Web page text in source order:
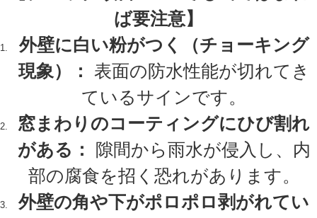
ば要注意】
外壁に白い粉がつく（チョーキング
現象）：
表面の防水性能が切れてき
ているサインです。
窓まわりのコーティングにひび割れ
がある：
隙間から雨水が侵入し、内
部の腐食を招く恐れがあります。
外壁の角や下がポロポロ剥がれてい